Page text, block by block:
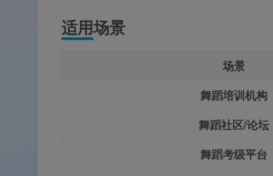
适用场景
场景
舞蹈培训机构
舞蹈社区/论坛
舞蹈考级平台